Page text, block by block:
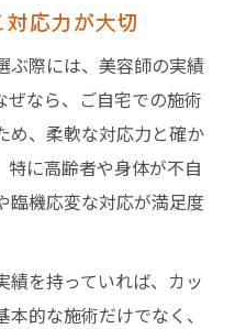
応力が大切
ぶ際には、美容師の実績
ぜなら、ご自宅での施術
め、柔軟な対応力と確か
特に高齢者や身体が不自
臨機応変な対応が満足度
績を持っていれば、カッ
的な施術だけでなく、